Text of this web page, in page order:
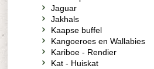
Jaguar
Jakhals
Kaapse buffel
Kangoeroes en Wallabies
Kariboe - Rendier
Kat - Huiskat